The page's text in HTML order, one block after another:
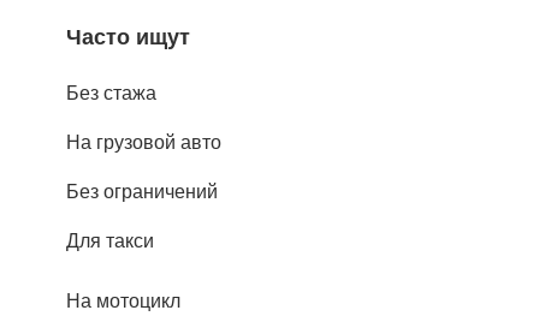
Часто ищут
Без стажа
На грузовой авто
Без ограничений
Для такси
На мотоцикл